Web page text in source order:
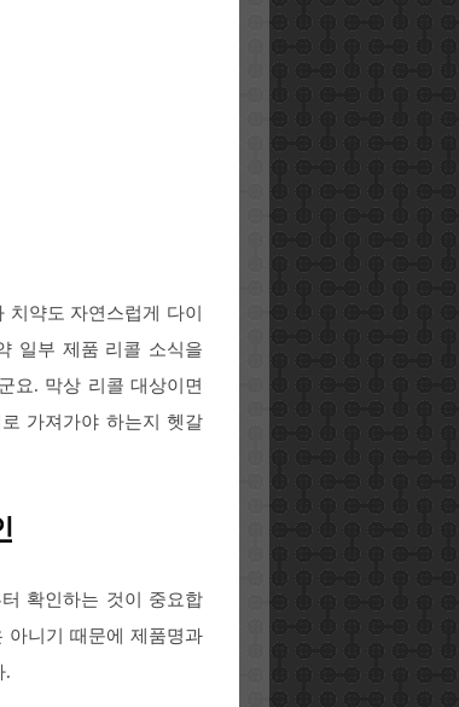
약도 자연스럽게 다이
일부 제품 리콜 소식을
요. 막상 리콜 대상이면
가져가야 하는지 헷갈
확인하는 것이 중요합
아니기 때문에 제품명과
.